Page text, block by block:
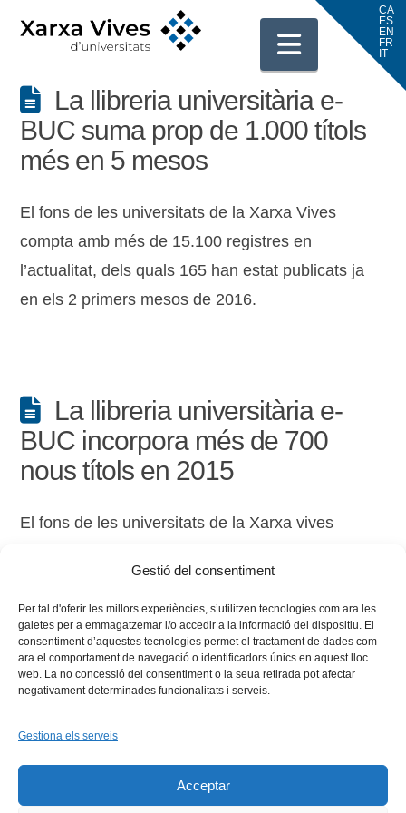
Gestió del consentiment
Per tal d'oferir les millors experiències, s’utilitzen tecnologies com ara les
galetes per a emmagatzemar i/o accedir a la informació del dispositiu. El
consentiment d’aquestes tecnologies permet el tractament de dades com
ara el comportament de navegació o identificadors únics en aquest lloc
web. La no concessió del consentiment o la seua retirada pot afectar
negativament determinades funcionalitats i serveis.
Gestiona els serveis
Acceptar
La llibreria universitària e-
BUC suma prop de 1.000 títols
més en 5 mesos
El fons de les universitats de la Xarxa Vives
compta amb més de 15.100 registres en
l’actualitat, dels quals 165 han estat publicats ja
en els 2 primers mesos de 2016.
La llibreria universitària e-
BUC incorpora més de 700
nous títols en 2015
El fons de les universitats de la Xarxa vives
l’actualitat, i creix la presència del format digital.
Instagram
Flickr
INICI QUI SOM PROGRAMES